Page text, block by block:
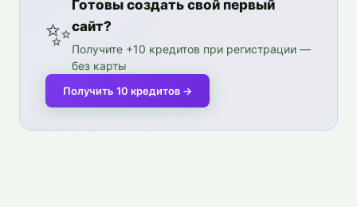
✨
Готовы создать свой первый
сайт?
Получите +10 кредитов при регистрации —
без карты
Получить 10 кредитов →